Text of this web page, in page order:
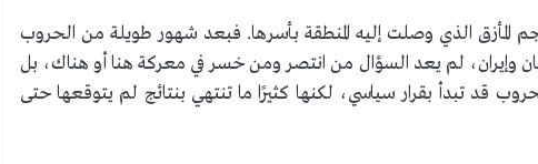
المأزق الذي وصلت إليه المنطقة بأسرها. فبعد شهور طويلة من الحروب
وإيران، لم يعد السؤال من انتصر ومن خسر في معركة هنا أو هناك، بل
قد تبدأ بقرار سياسي، لكنها كثيرًا ما تنتهي بنتائج لم يتوقعها حتى